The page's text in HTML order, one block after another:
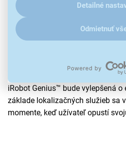
Detailné
Odmietnuť
najnovších technológiách. Vďaka
aktualizáciám bude robotický
ako v čase, keď ho užívateľ
funkcia
, ktoré sa majú
iRobot Genius™ bude vylepšená
základe lokalizačných služieb sa
momente, keď užívateľ opustí